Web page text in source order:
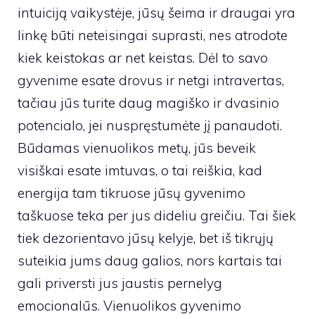
intuiciją vaikystėje, jūsų šeima ir draugai yra
linkę būti neteisingai suprasti, nes atrodote
kiek keistokas ar net keistas. Dėl to savo
gyvenime esate drovus ir netgi intravertas,
tačiau jūs turite daug magiško ir dvasinio
potencialo, jei nuspręstumėte jį panaudoti.
Būdamas vienuolikos metų, jūs beveik
visiškai esate imtuvas, o tai reiškia, kad
energija tam tikruose jūsų gyvenimo
taškuose teka per jus dideliu greičiu. Tai šiek
tiek dezorientavo jūsų kelyje, bet iš tikrųjų
suteikia jums daug galios, nors kartais tai
gali priversti jus jaustis pernelyg
emocionalūs. Vienuolikos gyvenimo